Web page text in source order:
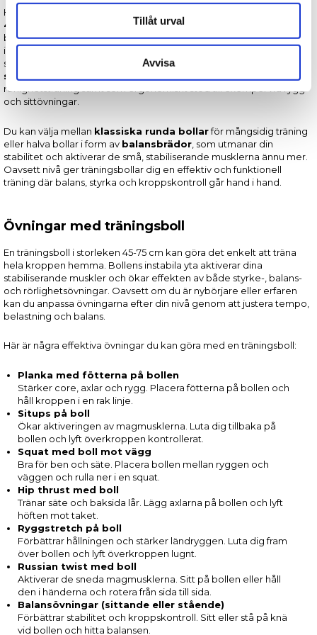
Dessa kan i sin tur kombinera informationen med annan
information som du har tillhandahållit eller som de har
samlat in när du har använt deras tjänster.
Tillåt urval
Avvisa
Hos Fitnessshopen.se hittar du träningsbollar med diametrar
45 cm till 75 cm
, så att du enkelt kan välja den storlek som passar
både din längd och ditt träningsmål. Demindre bollarnaär
idealiska för riktad coreträning, rehabilitering och
stabilitetsövningar, där du vill ha hög kontroll och precision. De
större bollarnapassar bättre för helkroppsövningar, balans- och
rörlighetsträning samt som ergonomiskt stöd till exempel vid rygg-
och sittövningar.
Du kan välja mellan klassiska runda bollarför mångsidig träning
eller halva bollar i form av balansbrädor , som utmanar din
stabilitet och aktiverar de små, stabiliserande musklerna ännu mer.
Oavsett nivå ger träningsbollar dig en effektiv och funktionell
träning där balans, styrka och kroppskontroll går hand i hand.
Övningar med träningsboll
En träningsboll i storleken 45-75 cm kan göra det enkelt att träna
hela kroppen hemma. Bollens instabila yta aktiverar dina
stabiliserande muskler och ökar effekten av både styrke-, balans-
och rörlighetsövningar. Oavsett om du är nybörjare eller erfaren
kan du anpassa övningarna efter din nivå genom att justera tempo,
belastning och balans.
Här är några effektiva övningar du kan göra med en träningsboll:
Planka med fötterna på bollen
Stärker core, axlar och rygg. Placera fötterna på bollen och
håll kroppen i en rak linje.
Situps på boll
Ökar aktiveringen av magmusklerna. Luta dig tillbaka på
bollen och lyft överkroppen kontrollerat.
Squat med boll mot vägg
Bra för ben och säte. Placera bollen mellan ryggen och
väggen och rulla ner i en squat.
Hip thrust med boll
Tränar säte och baksida lår. Lägg axlarna på bollen och lyft
höften mot taket.
Ryggstretch på boll
Förbättrar hållningen och stärker ländryggen. Luta dig fram
över bollen och lyft överkroppen lugnt.
Russian twist med boll
Aktiverar de sneda magmusklerna. Sitt på bollen eller håll
den i händerna och rotera från sida till sida.
Balansövningar (sittande eller stående)
Förbättrar stabilitet och kroppskontroll. Sitt eller stå på knä
vid bollen och hitta balansen.